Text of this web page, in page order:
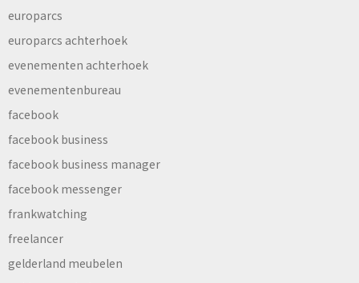
europarcs
europarcs achterhoek
evenementen achterhoek
evenementenbureau
facebook
facebook business
facebook business manager
facebook messenger
frankwatching
freelancer
gelderland meubelen